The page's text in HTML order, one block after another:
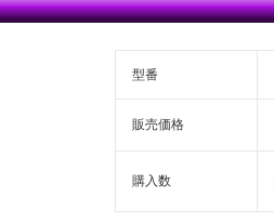
型番
販売価格
購入数